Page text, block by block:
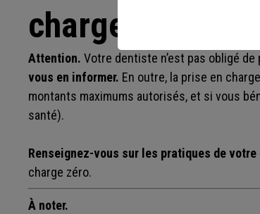
charge est-elle
Attention. Votre dentiste n’est pas obligé
vous en informer. En outre, la prise en
montants maximums autorisés, et si vous
santé).
Renseignez-vous sur les pratiques de
charge zéro.
À noter.